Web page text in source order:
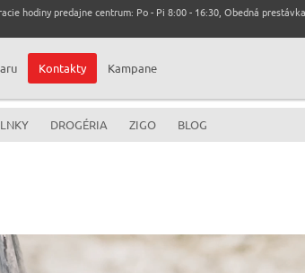
hodiny predajne centrum: Po - Pi 8:00 - 16:30, Obedná
Kontakty Kampane
DROGÉRIA ZIGO BLOG